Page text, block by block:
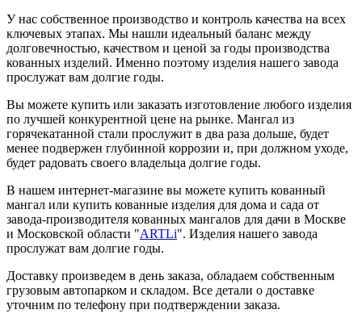
У нас собственное производство и контроль качества на всех
ключевых этапах. Мы нашли идеальный баланс между
долговечностью, качеством и ценой за годы производства
кованных изделий. Именно поэтому изделия нашего завода
прослужат вам долгие годы.
Вы можете купить или заказать изготовление любого изделия
по лучшей конкурентной цене на рынке. Мангал из
горячекатанной стали прослужит в два раза дольше, будет
менее подвержен глубинной коррозии и, при должном уходе,
будет радовать своего владельца долгие годы.
В нашем интернет-магазине вы можете купить кованный
мангал или купить кованные изделия для дома и сада от
завода-производителя кованных мангалов для дачи в Москве
и Московской области "ARTLi". Изделия нашего завода
прослужат вам долгие годы.
Доставку произведем в день заказа, обладаем собственным
грузовым автопарком и складом. Все детали о доставке
уточним по телефону при подтверждении заказа.